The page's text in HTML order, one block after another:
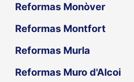
Reformas Monòver
Reformas Montfort
Reformas Murla
Reformas Muro d'Alcoi